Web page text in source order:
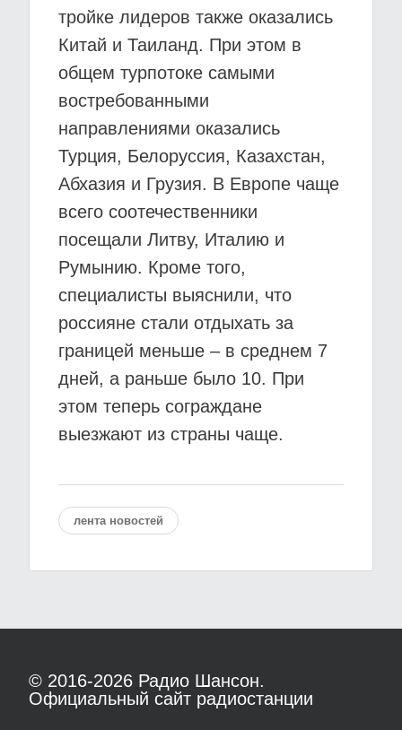
тройке лидеров также оказались
Китай и Таиланд. При этом в
общем турпотоке самыми
востребованными
направлениями оказались
Турция, Белоруссия, Казахстан,
Абхазия и Грузия. В Европе чаще
всего соотечественники
посещали Литву, Италию и
Румынию. Кроме того,
специалисты выяснили, что
россияне стали отдыхать за
границей меньше – в среднем 7
дней, а раньше было 10. При
этом теперь сограждане
выезжают из страны чаще.
лента новостей
© 2016-2026 Радио Шансон.
Официальный сайт радиостанции